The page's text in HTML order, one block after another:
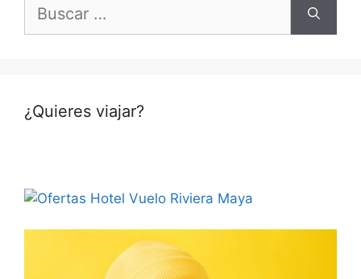
¿Quieres viajar?